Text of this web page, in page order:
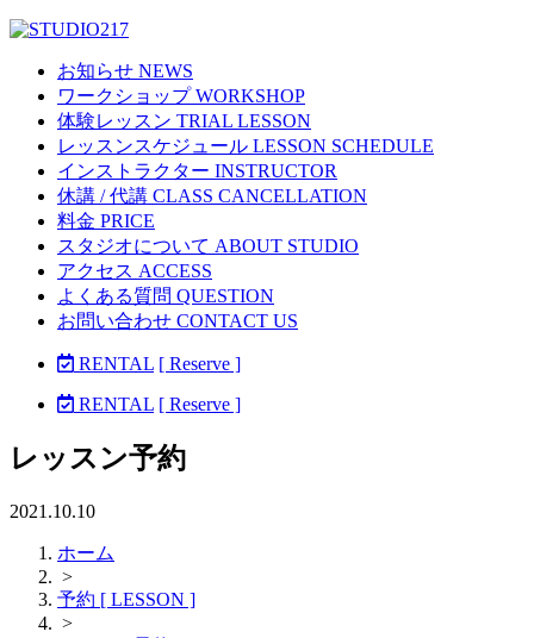
お知らせ NEWS
ワークショップ WORKSHOP
体験レッスン TRIAL LESSON
レッスンスケジュール LESSON SCHEDULE
インストラクター INSTRUCTOR
休講 / 代講 CLASS CANCELLATION
料金 PRICE
スタジオについて ABOUT STUDIO
アクセス ACCESS
よくある質問 QUESTION
お問い合わせ CONTACT US
RENTAL [ Reserve ]
RENTAL [ Reserve ]
レッスン予約
2021.10.10
ホーム
>
予約 [ LESSON ]
>